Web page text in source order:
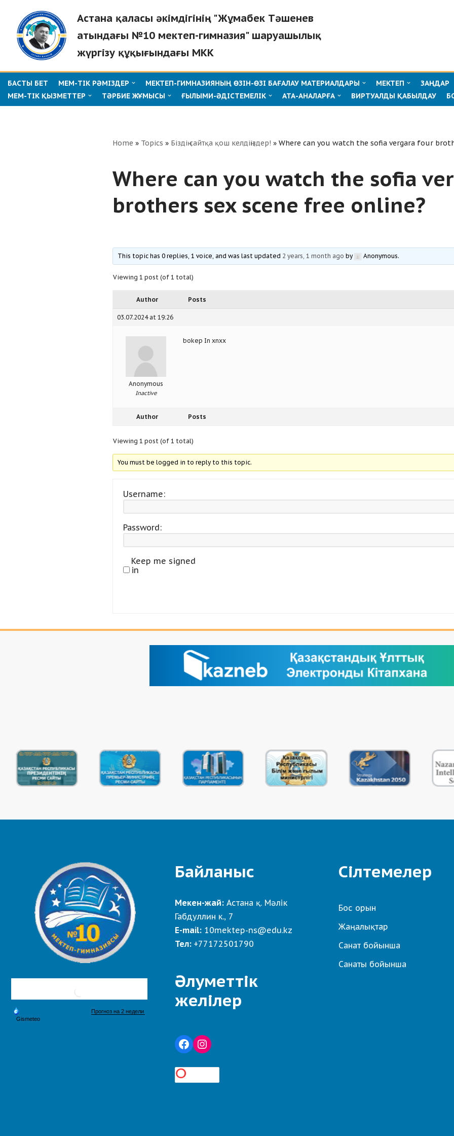
Skip
content
Астана қаласы әкімдігінің "Жұмабек Тәшенев
атындағы №10 мектеп-гимназия" шаруашылық
жүргізу құқығындағы МКК
БАСТЫ БЕТ МЕМ-ТІК РӘМІЗДЕР МЕКТЕП-ГИМНАЗИЯНЫҢ ӨЗІН-ӨЗІ БАҒАЛАУ МАТЕРИАЛДАРЫ МЕКТЕП ЗАҢДАР
МЕМ-ТІК ҚЫЗМЕТТЕР
ТӘРБИЕ ЖҰМЫСЫ ҒЫЛЫМИ-ӘДІСТЕМЕЛІК АТА-АНАЛАРҒА ВИРТУАЛДЫ ҚАБЫЛДАУ
Home » Topics » Біздің сайтқа қош келдіңіздер! » Where can you watch the sofia vergara four
Where can you watch the sofia
brothers sex scene free online?
This topic has 0 replies, 1 voice, and was last updated 2 years, 1 month ago by Anonymous.
Viewing 1 post (of 1 total)
Author Posts
03.07.2024 at 19:26
Anonymous
Inactive
bokep In xnxx
Author Posts
Viewing 1 post (of 1 total)
You must be logged in to reply to this topic.
Username:
Password:
Keep me signed
in
Байланыс
Мекен-жай: Астана қ. Мәлік
Габдуллин к., 7
E-mail: 10mektep-ns@edu.kz
Тел: +77172501790
Әлуметтік
желілер
Сілтемелер
Бос орын
Жаңалықтар
Санат бойынша
Санаты бойынша